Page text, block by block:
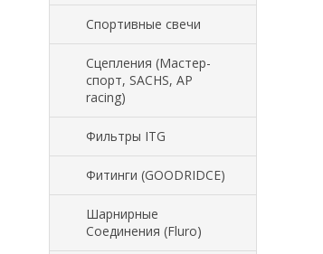
Спортивные свечи
Сцепления (Мастер-
спорт, SACHS, AP
racing)
Фильтры ITG
Фитинги (GOODRIDCE)
Шарнирные
Соединения (Fluro)